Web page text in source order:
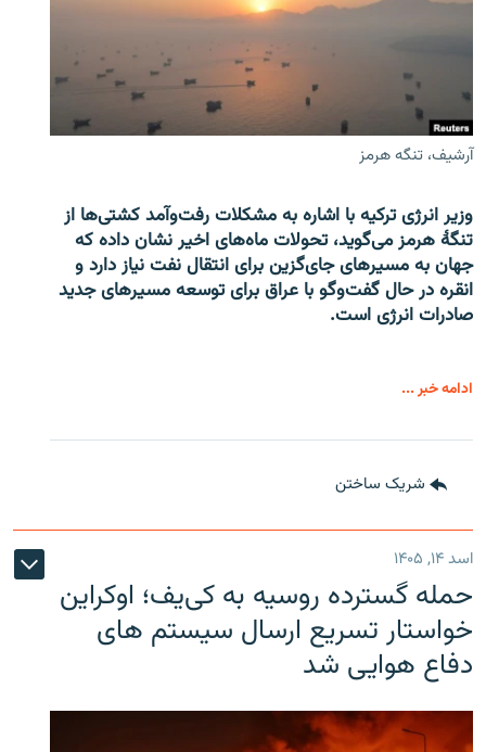
آرشیف، تنگه هرمز
وزیر انرژی ترکیه با اشاره به مشکلات رفت‌وآمد کشتی‌ها از
تنگۀ هرمز می‌گوید، تحولات ماه‌های اخیر نشان داده که
جهان به مسیرهای جای‌گزین برای انتقال نفت نیاز دارد و
انقره در حال گفت‌وگو با عراق برای توسعه مسیرهای جدید
صادرات انرژی است.
ادامه خبر ...
شریک ساختن
اسد ۱۴, ۱۴۰۵
حمله گسترده روسیه به کی‌یف؛ اوکراین
خواستار تسریع ارسال سیستم های
دفاع هوایی شد